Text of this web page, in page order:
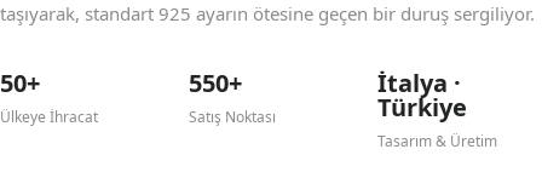
taşıyarak, standart 925 ayarın ötesine geçen bir duruş sergiliyor.
50+
Ülkeye İhracat
550+
Satış Noktası
İtalya ·
Türkiye
Tasarım & Üretim